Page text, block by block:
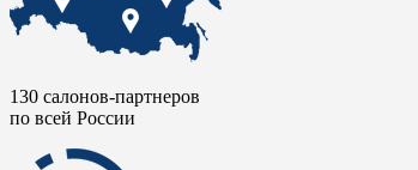
130 салонов-партнеров
по всей России